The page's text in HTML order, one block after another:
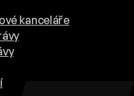
kanceláře